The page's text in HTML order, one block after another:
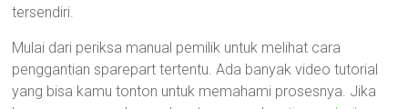
tersendiri.
Mulai dari periksa manual pemilik untuk melihat cara
penggantian sparepart tertentu. Ada banyak video tutorial
yang bisa kamu tonton untuk memahami prosesnya. Jika